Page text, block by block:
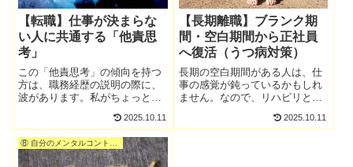
【転職】仕事が決まらな
い人に共通する「他責思
考」
この「他責思考」の傾向を持つ
方は、職務経歴の説明の際に、
波があります。私がちょっと突
のオンパレードだったりしま
す。私は別に上司じゃないの
で、その人を責めていないんで
すが、自分で勝手に。（笑）
2025.10.11
【長期離職】ブランク期
間・空白期間から正社員
へ復活（うつ病対策）
長期の空白期間がある人は、仕
事の感覚が鈍っているかもしれ
ません。なので、リハビリとい
て、働いてみるのはどうでしょ
2025.10.11
⑧ 自分のメンタルコントロール